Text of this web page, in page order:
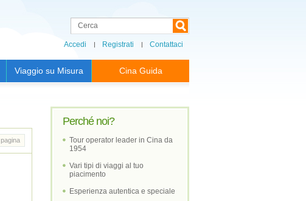
Accedi Registrati Contattaci
Viaggio su Misura Cina Guida
Perché noi?
Tour operator leader in Cina da
1954
Vari tipi di viaggi al tuo
piacimento
Esperienza autentica e speciale
pagina